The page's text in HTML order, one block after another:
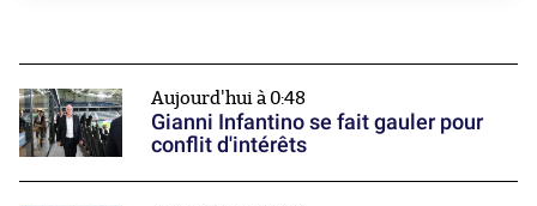
Aujourd'hui à 0:48
Gianni Infantino se fait gauler pour
conflit d'intérêts